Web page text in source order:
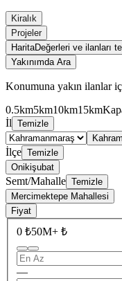
Kiralık
Projeler
HaritaDeğerleri ve ilanları
Yakınımda Ara
Konumuna yakın ilanlar
0.5km5km10km15km
İl Temizle
İlçe Temizle
Onikişubat
Semt/Mahalle Temizle
Mercimektepe Mahallesi
Fiyat
0 ₺50M+ ₺
—